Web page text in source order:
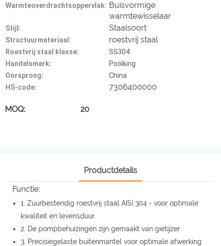
Warmteoverdrachtsoppervlak: Buisvormige
warmtewisselaar
Stijl: Staalsoort
Structuurmateriaal: roestvrij staal
Roestvrij staal klasse:
SS304
Handelsmerk:
Poolking
Oorsprong:
China
HS-code:
7306400000
MOQ: 20
Productdetails
Functie:
1. Zuurbestendig roestvrij staal AISI 304 - voor optimale
kwaliteit en levensduur.
2. De pompbehuizingen zijn gemaakt van gietijzer
3. Precisiegelaste buitenmantel voor optimale afwerking